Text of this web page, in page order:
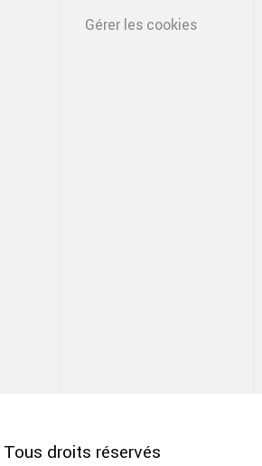
Gérer les cookies
droits réservés